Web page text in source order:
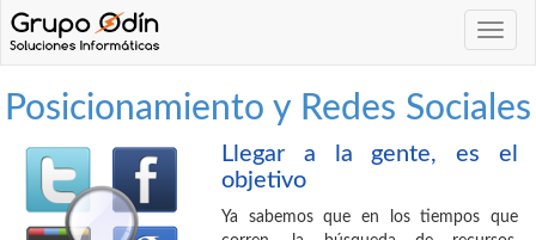
Navegar
Posicionamiento y Redes Sociales
Llegar a la gente, es el
objetivo
Ya sabemos que en los tiempos que